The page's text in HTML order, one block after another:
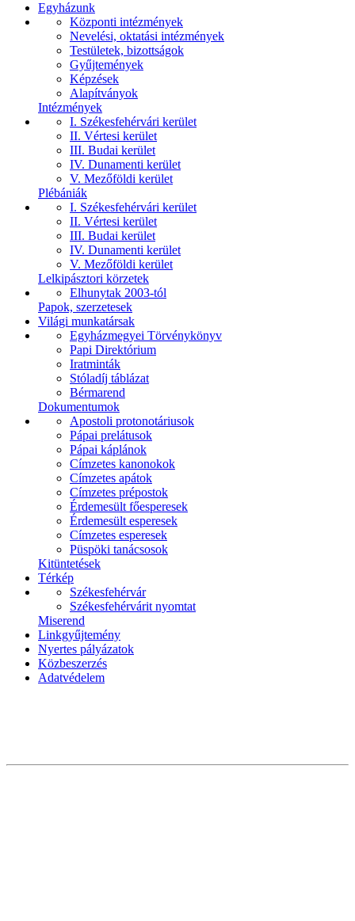
Egyházunk
Központi intézmények
Nevelési, oktatási intézmények
Testületek, bizottságok
Gyűjtemények
Képzések
Alapítványok
Intézmények
I. Székesfehérvári kerület
II. Vértesi kerület
III. Budai kerület
IV. Dunamenti kerület
V. Mezőföldi kerület
Plébániák
I. Székesfehérvári kerület
II. Vértesi kerület
III. Budai kerület
IV. Dunamenti kerület
V. Mezőföldi kerület
Lelkipásztori körzetek
Elhunytak 2003-tól
Papok, szerzetesek
Világi munkatársak
Egyházmegyei Törvénykönyv
Papi Direktórium
Iratminták
Stóladíj táblázat
Bérmarend
Dokumentumok
Apostoli protonotáriusok
Pápai prelátusok
Pápai káplánok
Címzetes kanonokok
Címzetes apátok
Címzetes prépostok
Érdemesült főesperesek
Érdemesült esperesek
Címzetes esperesek
Püspöki tanácsosok
Kitüntetések
Térkép
Székesfehérvár
Székesfehérvárit nyomtat
Miserend
Linkgyűjtemény
Nyertes pályázatok
Közbeszerzés
Adatvédelem